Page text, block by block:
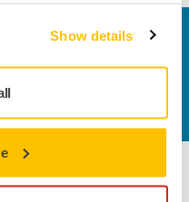
Show details
misiniz? Lütfen bizimle
sorularınızı